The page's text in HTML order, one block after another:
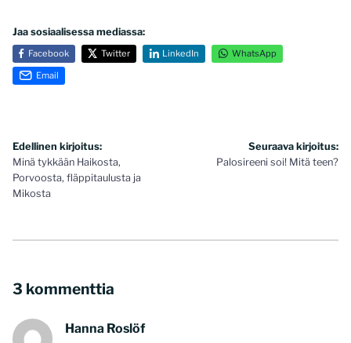
Jaa sosiaalisessa mediassa:
Facebook Twitter LinkedIn WhatsApp
Email
Artikkelien
selaus
Edellinen kirjoitus:
Minä tykkään Haikosta,
Porvoosta, fläppitaulusta ja
Mikosta
Seuraava kirjoitus:
Palosireeni soi! Mitä teen?
3 kommenttia
Hanna Roslöf